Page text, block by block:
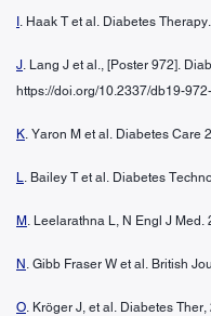
. Haak T et al. Diabetes
J. Lang J et al., [Poster 972].
https://doi.org/10.2337/db19-
K. Yaron M et al. Diabetes Care
L. Bailey T et al. Diabetes
M . Leelarathna L, N Engl J
N . Gibb Fraser W et al. British
O. Kröger J, et al. Diabetes